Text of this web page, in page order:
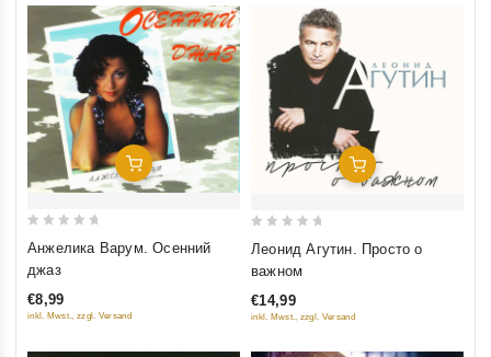
Добавить В Корзину
5
Анжелика Варум. Осенний
джаз
€8,99
inkl. Mwst., zzgl. Versand
Добавить В Корзину
5
Леонид Агутин. Просто о
важном
€14,99
inkl. Mwst., zzgl. Versand